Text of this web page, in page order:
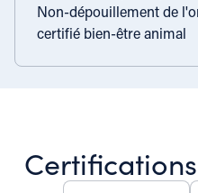
Non-dépouillement de
certifié bien-être animal